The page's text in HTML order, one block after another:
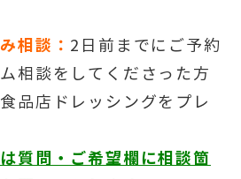
相談： 2日前までにご予約
相談をしてくださった方
品店ドレッシングをプレ
質問・ご希望欄に相談箇